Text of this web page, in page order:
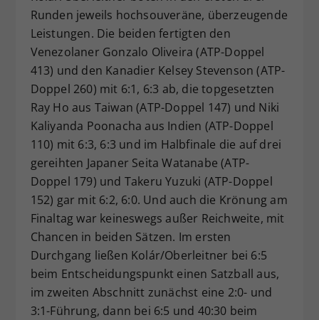
Runden jeweils hochsouveräne, überzeugende
Leistungen. Die beiden fertigten den
Venezolaner Gonzalo Oliveira (ATP-Doppel
413) und den Kanadier Kelsey Stevenson (ATP-
Doppel 260) mit 6:1, 6:3 ab, die topgesetzten
Ray Ho aus Taiwan (ATP-Doppel 147) und Niki
Kaliyanda Poonacha aus Indien (ATP-Doppel
110) mit 6:3, 6:3 und im Halbfinale die auf drei
gereihten Japaner Seita Watanabe (ATP-
Doppel 179) und Takeru Yuzuki (ATP-Doppel
152) gar mit 6:2, 6:0. Und auch die Krönung am
Finaltag war keineswegs außer Reichweite, mit
Chancen in beiden Sätzen. Im ersten
Durchgang ließen Kolár/Oberleitner bei 6:5
beim Entscheidungspunkt einen Satzball aus,
im zweiten Abschnitt zunächst eine 2:0- und
3:1-Führung, dann bei 6:5 und 40:30 beim